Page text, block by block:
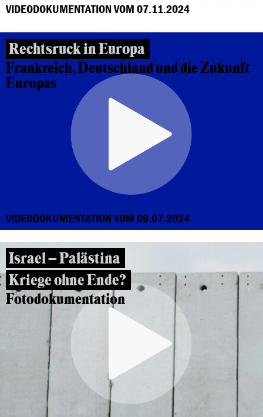
VIDEODOKUMENTATION VOM 07.11.2024
Rechtsruck in Europa
Frankreich, Deutschland und die Zukunft
Europas
VIDEODOKUMENTATION VOM 09.07.2024
Israel – Palästina
Kriege ohne Ende?
Fotodokumentation